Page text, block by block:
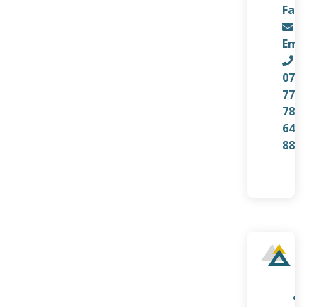
Email
07
77
78
64
88